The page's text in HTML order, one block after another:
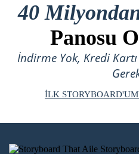
40
Panosu
İndirme Yok, Kredi
İLK